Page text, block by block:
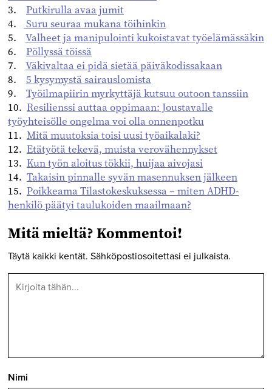
3. Putkirulla avaa jumit
4.
Suru seuraa mukana töihinkin
5. Valheet ja manipulointi kukoistavat työelämässäkin
6. Pöllyssä töissä
7. Väkivaltaa ei pidä sietää päiväkodissakaan
8. 5 kysymystä sairauslomista
9. Työilmapiirin myrkyttäjä kutsuu outoon tanssiin
10. Resilienssi auttaa oppimaan: Joustavalle
työyhteisölle ongelma voi olla onnenpotku
11. Mitä muutoksia toisi uusi työaikalaki?
12. Etätyötä tekevä, muista verovähennykset
13. Kun työn aloitus tökkii, huijaa aivojasi
14. Takaisin pinnalle syvän masennuksen jälkeen
15. Poikkeama Tilastokeskuksessa – miten ADHD-
henkilö päätyi taulukoiden maailmaan?
Mitä mieltä? Kommentoi!
Täytä kaikki kentät. Sähköpostiosoitettasi ei julkaista.
Nimi